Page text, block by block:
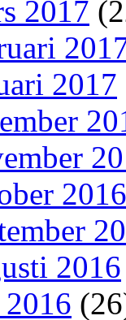
2017
2017
2016
2016